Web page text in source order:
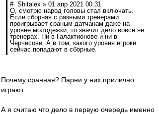
# Shitalex » 01 апр 2021 00:31
О, смотрю народ головы стал включать.
Если сборная с разными тренерами
проигрывает сраным датчанам даже на
уровне молодежки, то значит дело вовсе не
тренерах. Ни в Галактионове и ни в
Черчесове. А в том, какого уровня игроки
сейчас попадают в сборные.
Почему сранная? Парни у них прилично
играют.
А я считаю что дело в первую очередь именно